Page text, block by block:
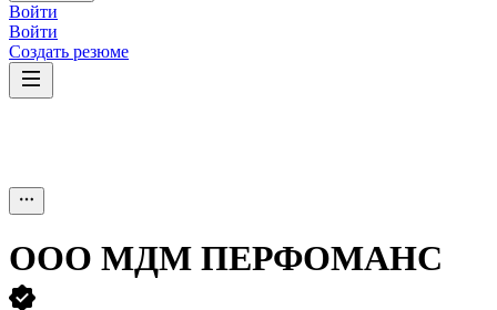
Войти
Войти
Создать резюме
ООО МДМ ПЕРФОМАНС